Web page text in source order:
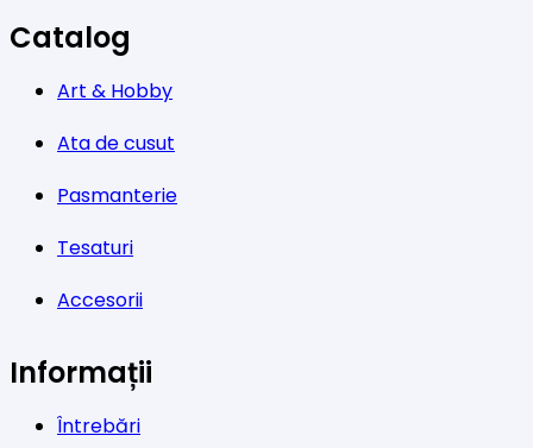
Catalog
Art & Hobby
Ata de cusut
Pasmanterie
Tesaturi
Accesorii
Informații
Întrebări